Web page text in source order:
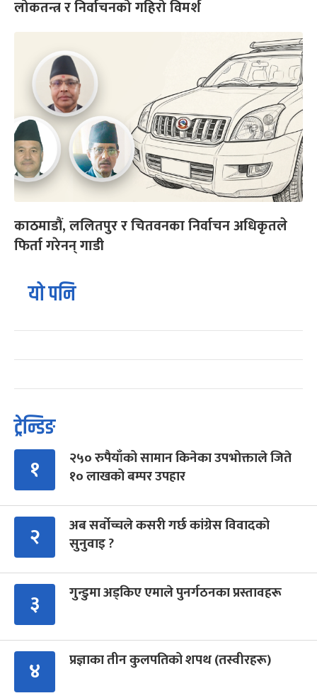
लोकतन्त्र र निर्वाचनको गहिरो विमर्श
काठमाडौं, ललितपुर र चितवनका निर्वाचन अधिकृतले
फिर्ता गरेनन् गाडी
यो पनि
ट्रेन्डिङ
१
२५० रुपैयाँको सामान किनेका उपभोक्ताले जिते
१० लाखको बम्पर उपहार
२
अब सर्वोच्चले कसरी गर्छ कांग्रेस विवादको
सुनुवाइ ?
३ गुन्डुमा अड्किए एमाले पुनर्गठनका प्रस्तावहरू
४ प्रज्ञाका तीन कुलपतिको शपथ (तस्वीरहरू)